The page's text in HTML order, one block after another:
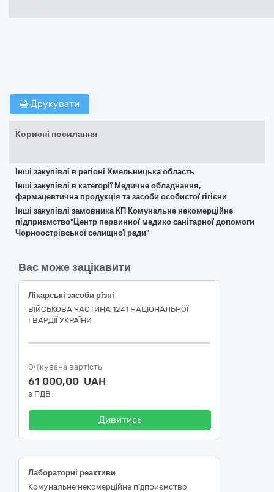
Друкувати
Корисні посилання
Інші закупівлі в регіоні Хмельницька область
Інші закупівлі в категорії Медичне обладнання,
фармацевтична продукція та засоби особистої гігієни
Інші закупівлі замовника КП Комунальне некомерційне
підприємство"Центр первинної медико санітарної допомоги
Чорноострівської селищної ради"
Вас може зацікавити
Лікарські засоби різні
ВІЙСЬКОВА ЧАСТИНА 1241 НАЦІОНАЛЬНОЇ
ГВАРДІЇ УКРАЇНИ
Очікувана вартість
61 000,00 UAH
з ПДВ
Дивитись
Лабораторні реактиви
Комунальне некомерційне підприємство